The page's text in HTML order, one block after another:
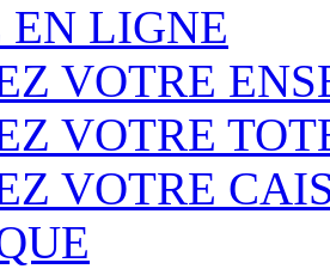
EN LIGNE
VOTRE
VOTRE
VOTRE